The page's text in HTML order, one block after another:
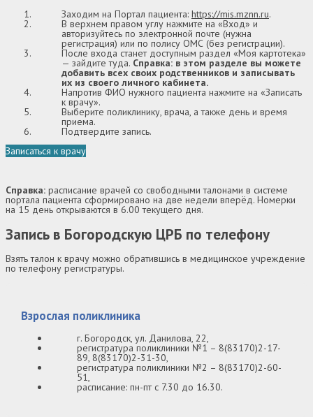
Заходим на Портал пациента: https://mis.mznn.ru.
В верхнем правом углу нажмите на «Вход» и
авторизуйтесь по электронной почте (нужна
регистрация) или по полису ОМС (без регистрации).
После входа станет доступным раздел «Моя картотека»
— зайдите туда. Справка: в этом разделе вы можете
добавить всех своих родственников и записывать
их из своего личного кабинета.
Напротив ФИО нужного пациента нажмите на «Записать
к врачу».
Выберите поликлинику, врача, а также день и время
приема.
Подтвердите запись.
Записаться к врачу
Справка: расписание врачей со свободными талонами в системе
портала пациента сформировано на две недели вперёд. Номерки
на 15 день открываются в 6.00 текущего дня.
Запись в Богородскую ЦРБ по телефону
Взять талон к врачу можно обратившись в медицинское учреждение
по телефону регистратуры.
Взрослая поликлиника
г. Богородск, ул. Данилова, 22,
регистратура поликлиники №1 – 8(83170)2-17-
89, 8(83170)2-31-30,
регистратура поликлиники №2 – 8(83170)2-60-
51,
расписание: пн-пт с 7.30 до 16.30.